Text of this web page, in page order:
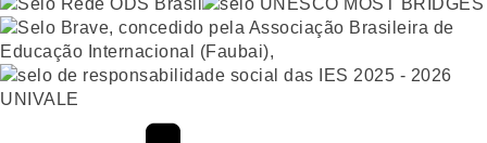
UNIVALE